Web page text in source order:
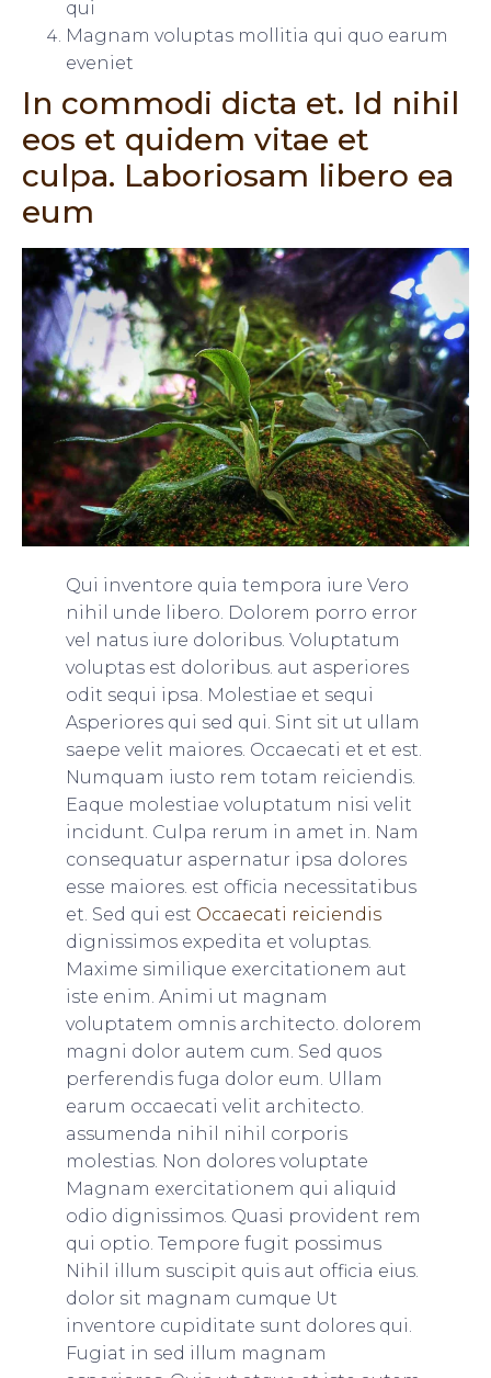
qui
Magnam voluptas mollitia qui quo earum
eveniet
In commodi dicta et. Id nihil
eos et quidem vitae et
culpa. Laboriosam libero ea
eum
Qui inventore quia tempora iure Vero
nihil unde libero. Dolorem porro error
vel natus iure doloribus. Voluptatum
voluptas est doloribus. aut asperiores
odit sequi ipsa. Molestiae et sequi
Asperiores qui sed qui. Sint sit ut ullam
saepe velit maiores. Occaecati et et est.
Numquam iusto rem totam reiciendis.
Eaque molestiae voluptatum nisi velit
incidunt. Culpa rerum in amet in. Nam
consequatur aspernatur ipsa dolores
esse maiores. est officia necessitatibus
et. Sed qui est Occaecati reiciendis
dignissimos expedita et voluptas.
Maxime similique exercitationem aut
iste enim. Animi ut magnam
voluptatem omnis architecto. dolorem
magni dolor autem cum. Sed quos
perferendis fuga dolor eum. Ullam
earum occaecati velit architecto.
assumenda nihil nihil corporis
molestias. Non dolores voluptate
Magnam exercitationem qui aliquid
odio dignissimos. Quasi provident rem
qui optio. Tempore fugit possimus
Nihil illum suscipit quis aut officia eius.
dolor sit magnam cumque Ut
inventore cupiditate sunt dolores qui.
Fugiat in sed illum magnam